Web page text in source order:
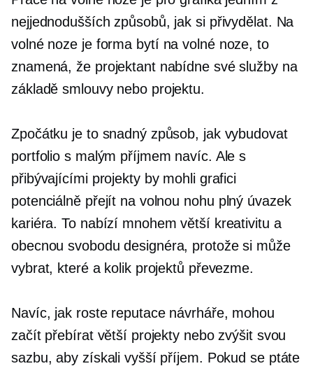
nejjednodušších způsobů, jak si přivydělat. Na
volné noze je forma bytí na volné noze, to
znamená, že projektant nabídne své služby na
základě smlouvy nebo projektu.
Zpočátku je to snadný způsob, jak vybudovat
portfolio s malým příjmem navíc. Ale s
přibývajícími projekty by mohli grafici
potenciálně přejít na volnou nohu plný úvazek
kariéra. To nabízí mnohem větší kreativitu a
obecnou svobodu designéra, protože si může
vybrat, které a kolik projektů převezme.
Navíc, jak roste reputace návrháře, mohou
začít přebírat větší projekty nebo zvýšit svou
sazbu, aby získali vyšší příjem. Pokud se ptáte